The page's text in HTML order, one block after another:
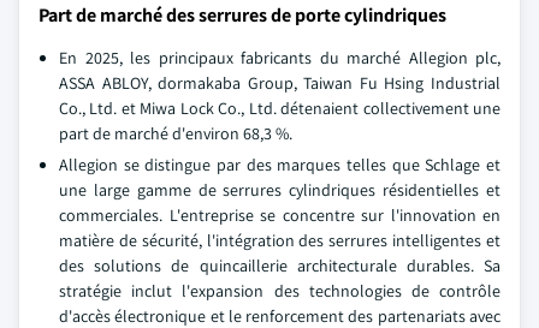
Part de marché des serrures de porte cylindriques
En 2025, les principaux fabricants du marché Allegion plc,
ASSA ABLOY, dormakaba Group, Taiwan Fu Hsing Industrial
Co., Ltd. et Miwa Lock Co., Ltd. détenaient collectivement une
part de marché d'environ 68,3 %.
Allegion se distingue par des marques telles que Schlage et
une large gamme de serrures cylindriques résidentielles et
commerciales. L'entreprise se concentre sur l'innovation en
matière de sécurité, l'intégration des serrures intelligentes et
des solutions de quincaillerie architecturale durables. Sa
stratégie inclut l'expansion des technologies de contrôle
d'accès électronique et le renforcement des partenariats avec